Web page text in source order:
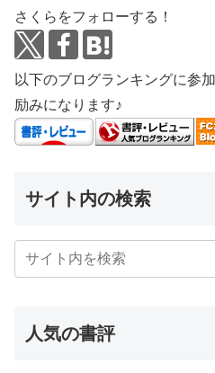
さくらをフォローする！
以下のブログランキングに参
励みになります♪
サイト内の検索
人気の書評